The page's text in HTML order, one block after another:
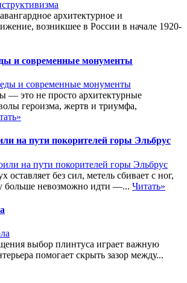
архитектурное и
возникшее в России в начале 1920-
и современные монументы
— это не просто архитектурные
героизма, жертв и триумфа,
на пути покорителей горы Эльбрус
оставляет без сил, метель сбивает с ног,
больше невозможно идти —... Читать»
выбор плинтуса играет важную
помогает скрыть зазор между...